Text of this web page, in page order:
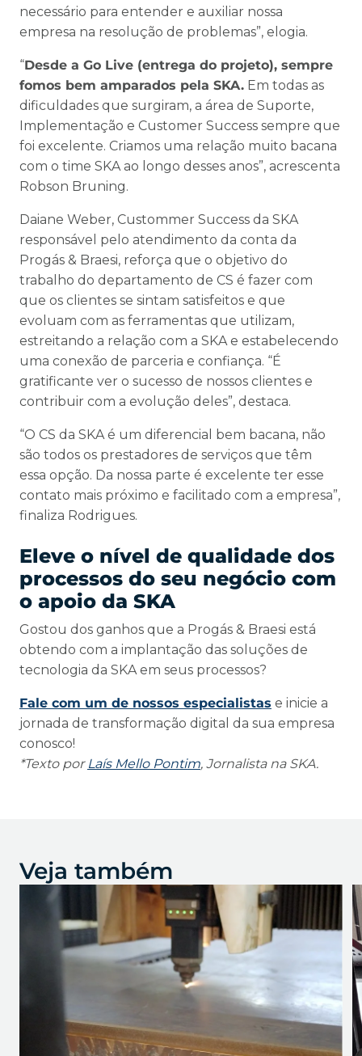
necessário para entender e auxiliar nossa
empresa na resolução de problemas”, elogia.
“Desde a Go Live (entrega do projeto), sempre
fomos bem amparados pela SKA. Em todas as
dificuldades que surgiram, a área de Suporte,
Implementação e Customer Success sempre que
foi excelente. Criamos uma relação muito bacana
com o time SKA ao longo desses anos”, acrescenta
Robson Bruning.
Daiane Weber, Custommer Success da SKA
responsável pelo atendimento da conta da
Progás & Braesi, reforça que o objetivo do
trabalho do departamento de CS é fazer com
que os clientes se sintam satisfeitos e que
evoluam com as ferramentas que utilizam,
estreitando a relação com a SKA e estabelecendo
uma conexão de parceria e confiança. “É
gratificante ver o sucesso de nossos clientes e
contribuir com a evolução deles”, destaca.
“O CS da SKA é um diferencial bem bacana, não
são todos os prestadores de serviços que têm
essa opção. Da nossa parte é excelente ter esse
contato mais próximo e facilitado com a empresa”,
finaliza Rodrigues.
Eleve o nível de qualidade dos
processos do seu negócio com
o apoio da SKA
Gostou dos ganhos que a Progás & Braesi está
obtendo com a implantação das soluções de
tecnologia da SKA em seus processos?
Fale com um de nossos especialistas e inicie a
jornada de transformação digital da sua empresa
conosco!
*Texto por Laís Mello Pontim, Jornalista na SKA.
Veja também